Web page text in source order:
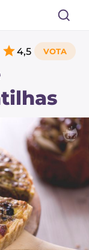
4,5